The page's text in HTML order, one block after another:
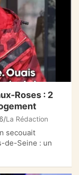
Roses : 2
La Rédaction
secouait
de-Seine : un